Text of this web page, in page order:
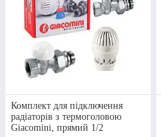
Комплект для підключення
радіаторів з термоголовою
Giacomini, прямий 1/2